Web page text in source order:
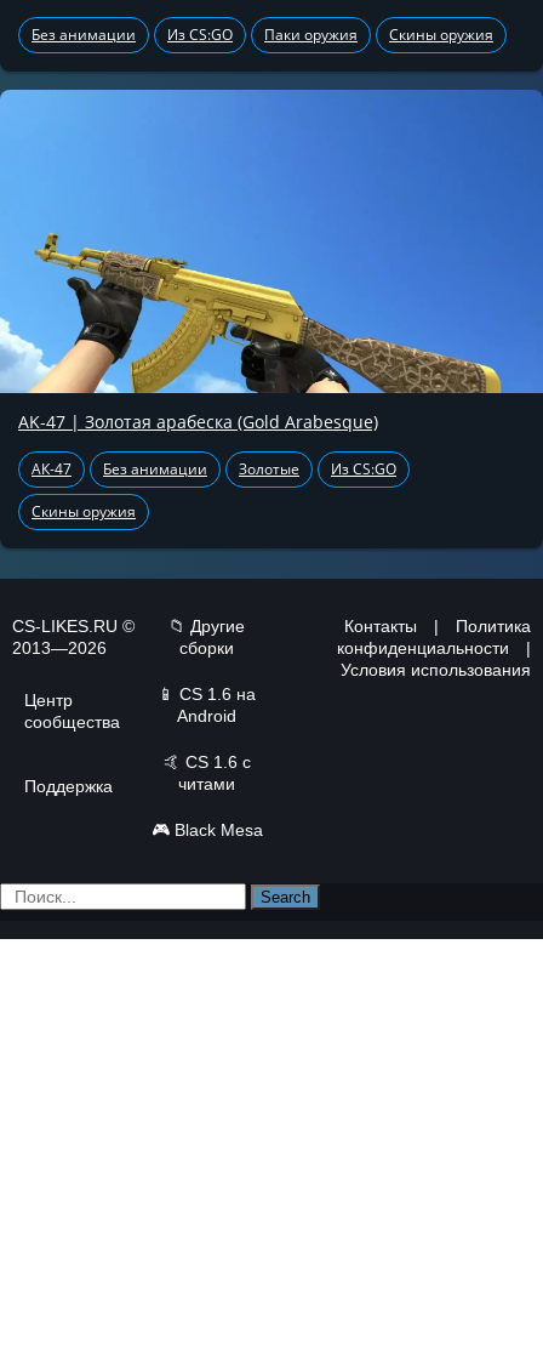
Без анимации Из CS:GO Паки оружия Скины оружия
AK-47 | Золотая арабеска (Gold Arabesque)
АК-47 Без анимации Золотые Из CS:GO
Скины оружия
CS-LIKES.RU ©
2013—2026
Центр
сообщества
Поддержка
📁 Другие
сборки
📱 CS 1.6 на
Android
🤙 CS 1.6 с
читами
🎮 Black Mesa
Контакты |
Политика
конфиденциальности
|
Условия использования
Search